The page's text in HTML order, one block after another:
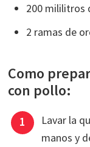
200 mililitros
2 ramas de
Como
con pollo:
Lavar la
manos y